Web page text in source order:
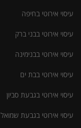
עיסוי אירוטי בחיפה
עיסוי אירוטי בבני ברק
עיסוי אירוטי בבנימינה
עיסוי אירוטי בבת ים
עיסוי אירוטי בגבעת סביון
עיסוי אירוטי בגבעת שמואל